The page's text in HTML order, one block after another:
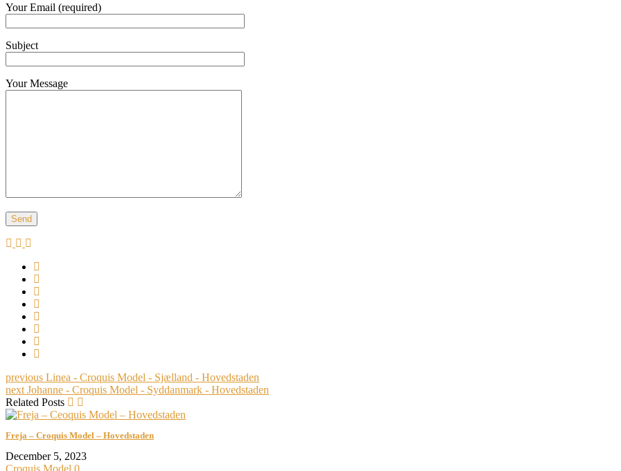
Your Email (required)
Subject
Your Message
previous Linea - Croquis Model - Sjælland - Hovedstaden
next Johanne - Croquis Model - Syddanmark - Hovedstaden
Related Posts
Freja – Croquis Model – Hovedstaden
December 5, 2023
Croquis Model 0